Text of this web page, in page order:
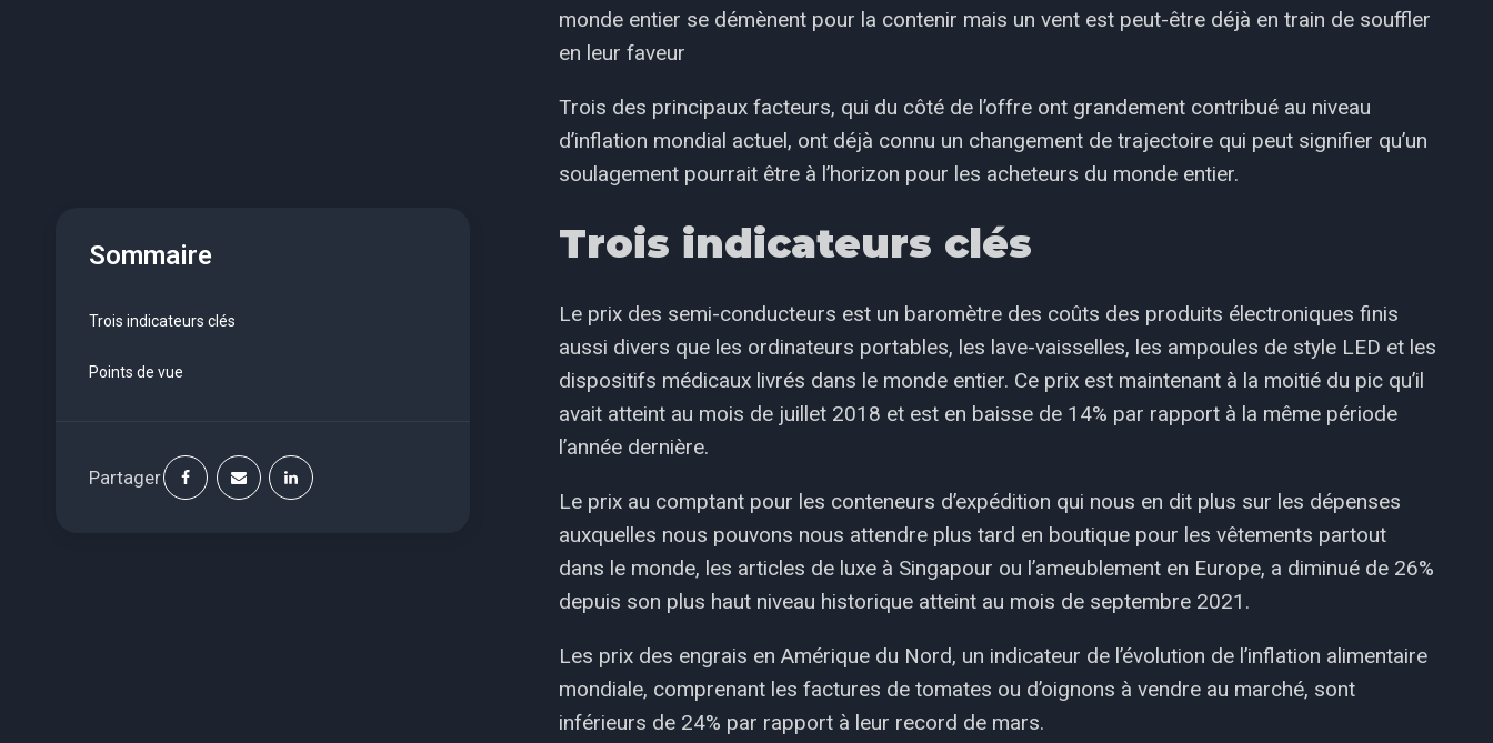
Sommaire
Trois indicateurs clés
Points de vue
Partager
monde entier se démènent pour la contenir mais un vent est peut-être déjà en train de souffler
en leur faveur
Trois des principaux facteurs, qui du côté de l’offre ont grandement contribué au niveau
d’inflation mondial actuel, ont déjà connu un changement de trajectoire qui peut signifier qu’un
soulagement pourrait être à l’horizon pour les acheteurs du monde entier.
Trois indicateurs clés
Le prix des semi-conducteurs est un baromètre des coûts des produits électroniques finis
aussi divers que les ordinateurs portables, les lave-vaisselles, les ampoules de style LED et les
dispositifs médicaux livrés dans le monde entier. Ce prix est maintenant à la moitié du pic qu’il
avait atteint au mois de juillet 2018 et est en baisse de 14% par rapport à la même période
l’année dernière.
Le prix au comptant pour les conteneurs d’expédition qui nous en dit plus sur les dépenses
auxquelles nous pouvons nous attendre plus tard en boutique pour les vêtements partout
dans le monde, les articles de luxe à Singapour ou l’ameublement en Europe, a diminué de 26%
depuis son plus haut niveau historique atteint au mois de septembre 2021.
Les prix des engrais en Amérique du Nord, un indicateur de l’évolution de l’inflation alimentaire
mondiale, comprenant les factures de tomates ou d’oignons à vendre au marché, sont
inférieurs de 24% par rapport à leur record de mars.